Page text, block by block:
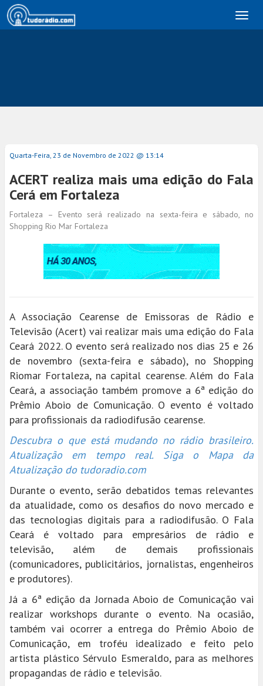
Quarta-Feira, 23 de Novembro de 2022 @ 13:14
ACERT realiza mais uma edição do Fala
Cerá em Fortaleza
Fortaleza – Evento será realizado na sexta-feira e sábado, no
Shopping Rio Mar Fortaleza
A Associação Cearense de Emissoras de Rádio e
Televisão (Acert) vai realizar mais uma edição do Fala
Ceará 2022. O evento será realizado nos dias 25 e 26
de novembro (sexta-feira e sábado), no Shopping
Riomar Fortaleza, na capital cearense. Além do Fala
Ceará, a associação também promove a 6ª edição do
Prêmio Aboio de Comunicação. O evento é voltado
para profissionais da radiodifusão cearense.
Descubra o que está mudando no rádio brasileiro.
Atualização em tempo real. Siga o Mapa da
Atualização do tudoradio.com
Durante o evento, serão debatidos temas relevantes
da atualidade, como os desafios do novo mercado e
das tecnologias digitais para a radiodifusão. O Fala
Ceará é voltado para empresários de rádio e
televisão, além de demais profissionais
(comunicadores, publicitários, jornalistas, engenheiros
e produtores).
Já a 6ª edição da Jornada Aboio de Comunicação vai
realizar workshops durante o evento. Na ocasião,
também vai ocorrer a entrega do Prêmio Aboio de
Comunicação, em troféu idealizado e feito pelo
artista plástico Sérvulo Esmeraldo, para as melhores
propagandas de rádio e televisão.